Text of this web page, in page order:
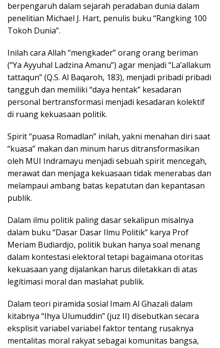
berpengaruh dalam sejarah peradaban dunia dalam
penelitian Michael J. Hart, penulis buku “Rangking 100
Tokoh Dunia”.
Inilah cara Allah “mengkader” orang orang beriman
(“Ya Ayyuhal Ladzina Amanu”) agar menjadi “La’allakum
tattaqun” (Q.S. Al Baqaroh, 183), menjadi pribadi pribadi
tangguh dan memiliki “daya hentak” kesadaran
personal bertransformasi menjadi kesadaran kolektif
di ruang kekuasaan politik.
Spirit “puasa Romadlan” inilah, yakni menahan diri saat
“kuasa” makan dan minum harus ditransformasikan
oleh MUI Indramayu menjadi sebuah spirit mencegah,
merawat dan menjaga kekuasaan tidak menerabas dan
melampaui ambang batas kepatutan dan kepantasan
publik.
Dalam ilmu politik paling dasar sekalipun misalnya
dalam buku “Dasar Dasar Ilmu Politik” karya Prof
Meriam Budiardjo, politik bukan hanya soal menang
dalam kontestasi elektoral tetapi bagaimana otoritas
kekuasaan yang dijalankan harus diletakkan di atas
legitimasi moral dan maslahat publik.
Dalam teori piramida sosial Imam Al Ghazali dalam
kitabnya “Ihya Ulumuddin” (juz II) disebutkan secara
eksplisit variabel variabel faktor tentang rusaknya
mentalitas moral rakyat sebagai komunitas bangsa,